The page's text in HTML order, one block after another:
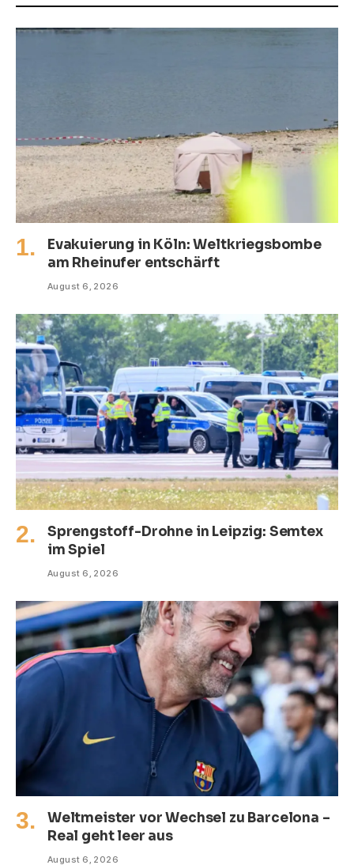
Evakuierung in Köln: Weltkriegsbombe
am Rheinufer entschärft
August 6, 2026
Sprengstoff-Drohne in Leipzig: Semtex
im Spiel
August 6, 2026
Weltmeister vor Wechsel zu Barcelona –
Real geht leer aus
August 6, 2026